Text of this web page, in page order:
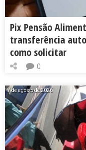
Pix Pensão
transferência
como solicitar
0
7 de agosto de 2026